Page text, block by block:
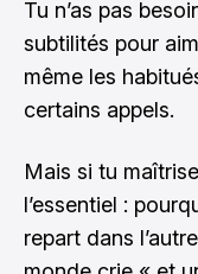
Tu n’as pas
subtilités pour
même les
certains appels.
Mais si tu
l’essentiel :
repart dans